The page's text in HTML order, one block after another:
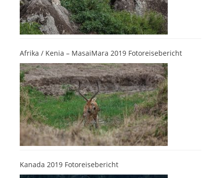
Afrika / Kenia – MasaiMara 2019 Fotoreisebericht
Kanada 2019 Fotoreisebericht